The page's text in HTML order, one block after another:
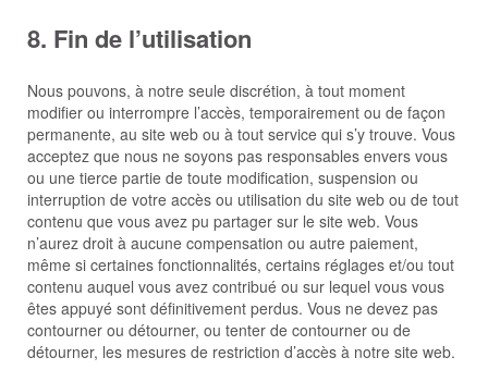
8. Fin de l’utilisation
Nous pouvons, à notre seule discrétion, à tout moment
modifier ou interrompre l’accès, temporairement ou de façon
permanente, au site web ou à tout service qui s’y trouve. Vous
acceptez que nous ne soyons pas responsables envers vous
ou une tierce partie de toute modification, suspension ou
interruption de votre accès ou utilisation du site web ou de tout
contenu que vous avez pu partager sur le site web. Vous
n’aurez droit à aucune compensation ou autre paiement,
même si certaines fonctionnalités, certains réglages et/ou tout
contenu auquel vous avez contribué ou sur lequel vous vous
êtes appuyé sont définitivement perdus. Vous ne devez pas
contourner ou détourner, ou tenter de contourner ou de
détourner, les mesures de restriction d’accès à notre site web.